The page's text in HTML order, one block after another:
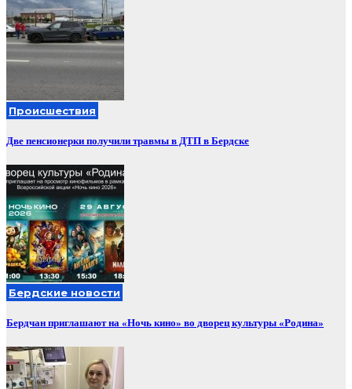
Происшествия
Две пенсионерки получили травмы в ДТП в Бердске
Бердские новости
Бердчан приглашают на «Ночь кино» во дворец культуры «Родина»